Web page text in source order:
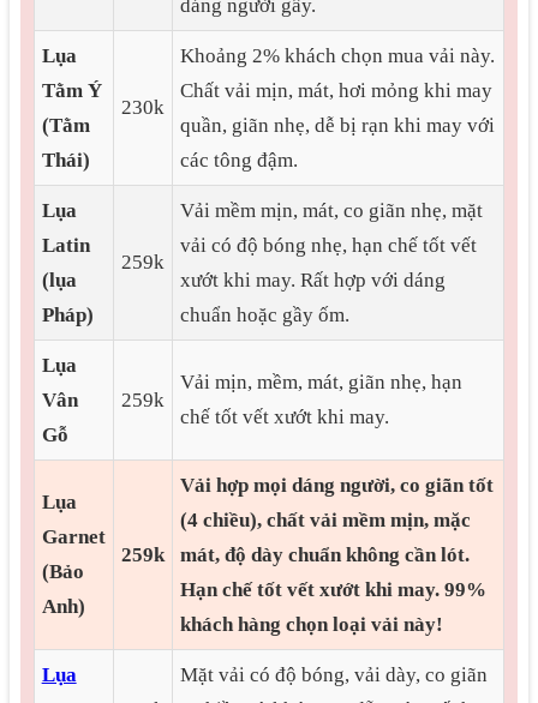
dáng người gầy.
Lụa
Tằm Ý
(Tằm
Thái)
230k
Khoảng 2% khách chọn mua vải này.
Chất vải mịn, mát, hơi mỏng khi may
quần, giãn nhẹ, dễ bị rạn khi may với
các tông đậm.
Lụa
Latin
(lụa
Pháp)
259k
Vải mềm mịn, mát, co giãn nhẹ, mặt
vải có độ bóng nhẹ, hạn chế tốt vết
xướt khi may. Rất hợp với dáng
chuẩn hoặc gầy ốm.
Lụa
Vân
Gỗ
259k
Vải mịn, mềm, mát, giãn nhẹ, hạn
chế tốt vết xướt khi may.
Lụa
Garnet
(Bảo
Anh)
259k
Vải hợp mọi dáng người, co giãn tốt
(4 chiều), chất vải mềm mịn, mặc
mát, độ dày chuẩn không cần lót.
Hạn chế tốt vết xướt khi may. 99%
khách hàng chọn loại vải này!
Lụa
Mặt vải có độ bóng, vải dày, co giãn